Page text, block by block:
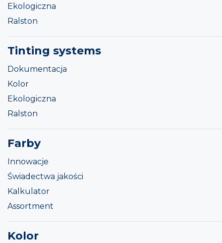
Ekologiczna
Ralston
Tinting systems
Dokumentacja
Kolor
Ekologiczna
Ralston
Farby
Innowacje
Świadectwa jakości
Kalkulator
Assortment
Kolor